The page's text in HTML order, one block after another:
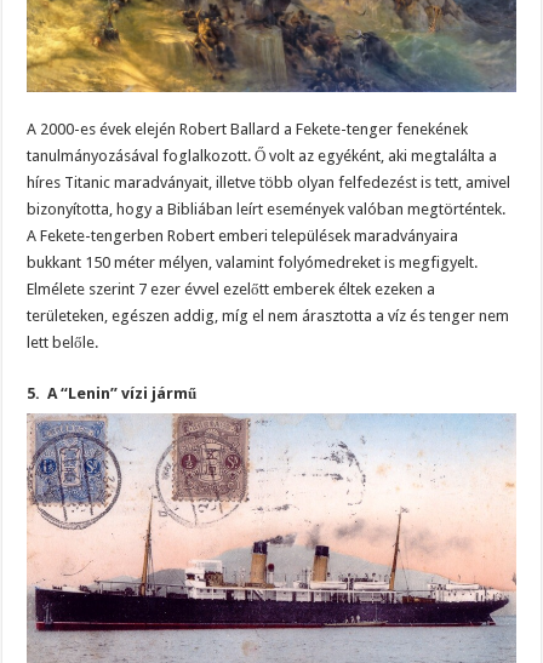
A 2000-es évek elején Robert Ballard a Fekete-tenger fenekének
tanulmányozásával foglalkozott. Ő volt az egyéként, aki megtalálta a
híres Titanic maradványait, illetve több olyan felfedezést is tett, amivel
bizonyította, hogy a Bibliában leírt események valóban megtörténtek.
A Fekete-tengerben Robert emberi települések maradványaira
bukkant 150 méter mélyen, valamint folyómedreket is megfigyelt.
Elmélete szerint 7 ezer évvel ezelőtt emberek éltek ezeken a
területeken, egészen addig, míg el nem árasztotta a víz és tenger nem
lett belőle.
5. A “Lenin” vízi jármű